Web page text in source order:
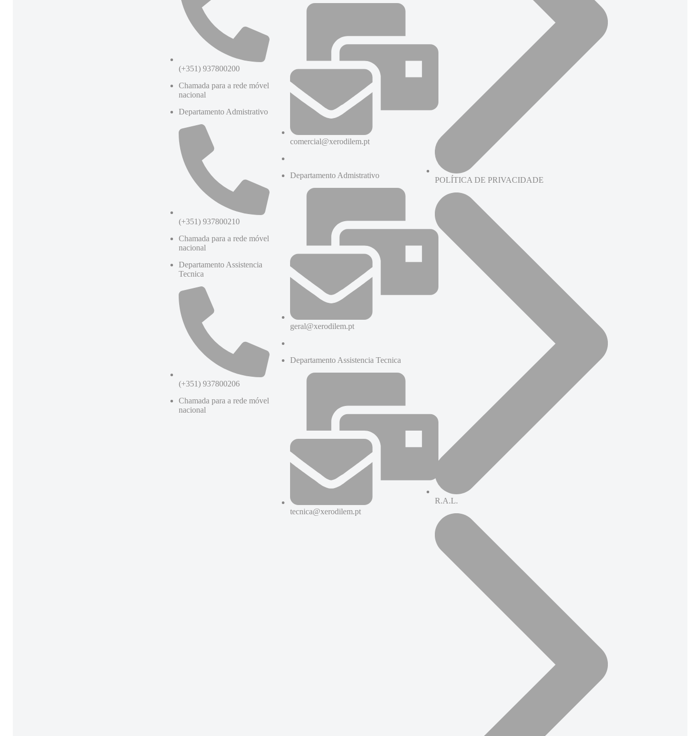
(+351) 937800200
Chamada para a rede móvel
nacional
Departamento Admistrativo
(+351) 937800210
Chamada para a rede móvel
nacional
Departamento Assistencia
Tecnica
(+351) 937800206
Chamada para a rede móvel
nacional
comercial@xerodilem.pt
Departamento Admistrativo
geral@xerodilem.pt
Departamento Assistencia Tecnica
tecnica@xerodilem.pt
POLÍTICA DE PRIVACIDADE
R.A.L.